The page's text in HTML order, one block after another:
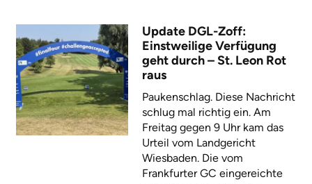
Update DGL-Zoff:
Einstweilige Verfügung
geht durch – St. Leon Rot
raus
Paukenschlag. Diese Nachricht
schlug mal richtig ein. Am
Freitag gegen 9 Uhr kam das
Urteil vom Landgericht
Wiesbaden. Die vom
Frankfurter GC eingereichte